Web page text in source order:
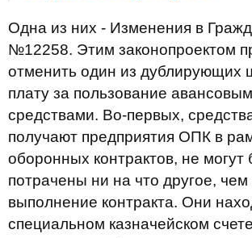
Одна из них - Изменения в
№12258. Этим законопроектом
отменить один из дублирующих
плату за пользование
средствами. Во-первых,
получают предприятия ОПК в
оборонных контрактов, не могут
потрачены ни на что другое, чем
выполнение контракта. Они
специальном казначейском